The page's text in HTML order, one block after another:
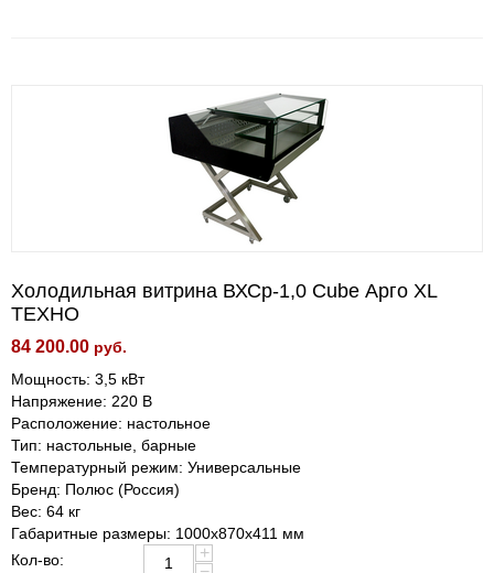
Холодильная витрина ВХСр-1,0 Cube Арго XL
ТЕХНО
84 200.00 руб.
Мощность: 3,5 кВт
Напряжение: 220 В
Расположение: настольное
Тип: настольные, барные
Температурный режим: Универсальные
Бренд: Полюс (Россия)
Вес: 64 кг
Габаритные размеры: 1000х870х411 мм
Кол-во:
+